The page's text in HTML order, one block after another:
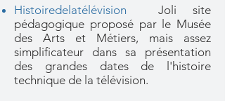
Histoiredelatélévision
Joli site
pédagogique proposé par le Musée
des Arts et Métiers, mais assez
simplificateur dans sa présentation
des grandes dates de l'histoire
technique de la télévision.